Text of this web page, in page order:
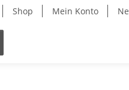
Shop Mein Konto